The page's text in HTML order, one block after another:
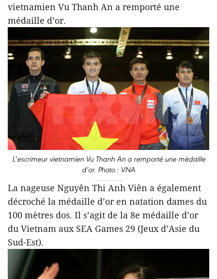
vietnamien Vu Thanh An a remporté une
médaille d’or.
L’escrimeur vietnamien Vu Thanh An a remporté une médaille
d’or. Photo : VNA
La nageuse Nguyên Thi Anh Viên a également
décroché la médaille d’or en natation dames du
100 mètres dos. Il s’agit de la 8e médaille d’or
du Vietnam aux SEA Games 29 (Jeux d’Asie du
Sud-Est).